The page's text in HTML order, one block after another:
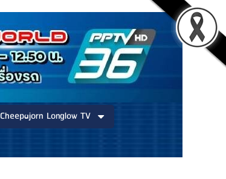
Cheepajorn Longlow TV